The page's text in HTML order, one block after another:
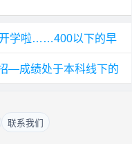
学啦……400以下的早
—成绩处于本科线下的
联系我们